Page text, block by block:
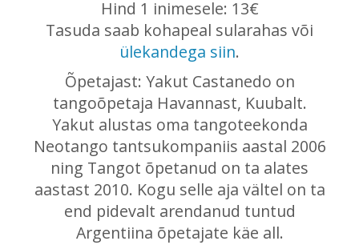
Hind 1 inimesele: 13€
Tasuda saab kohapeal sularahas või
ülekandega siin.
Õpetajast: Yakut Castanedo on
tangoõpetaja Havannast, Kuubalt.
Yakut alustas oma tangoteekonda
Neotango tantsukompaniis aastal 2006
ning Tangot õpetanud on ta alates
aastast 2010. Kogu selle aja vältel on ta
end pidevalt arendanud tuntud
Argentiina õpetajate käe all.